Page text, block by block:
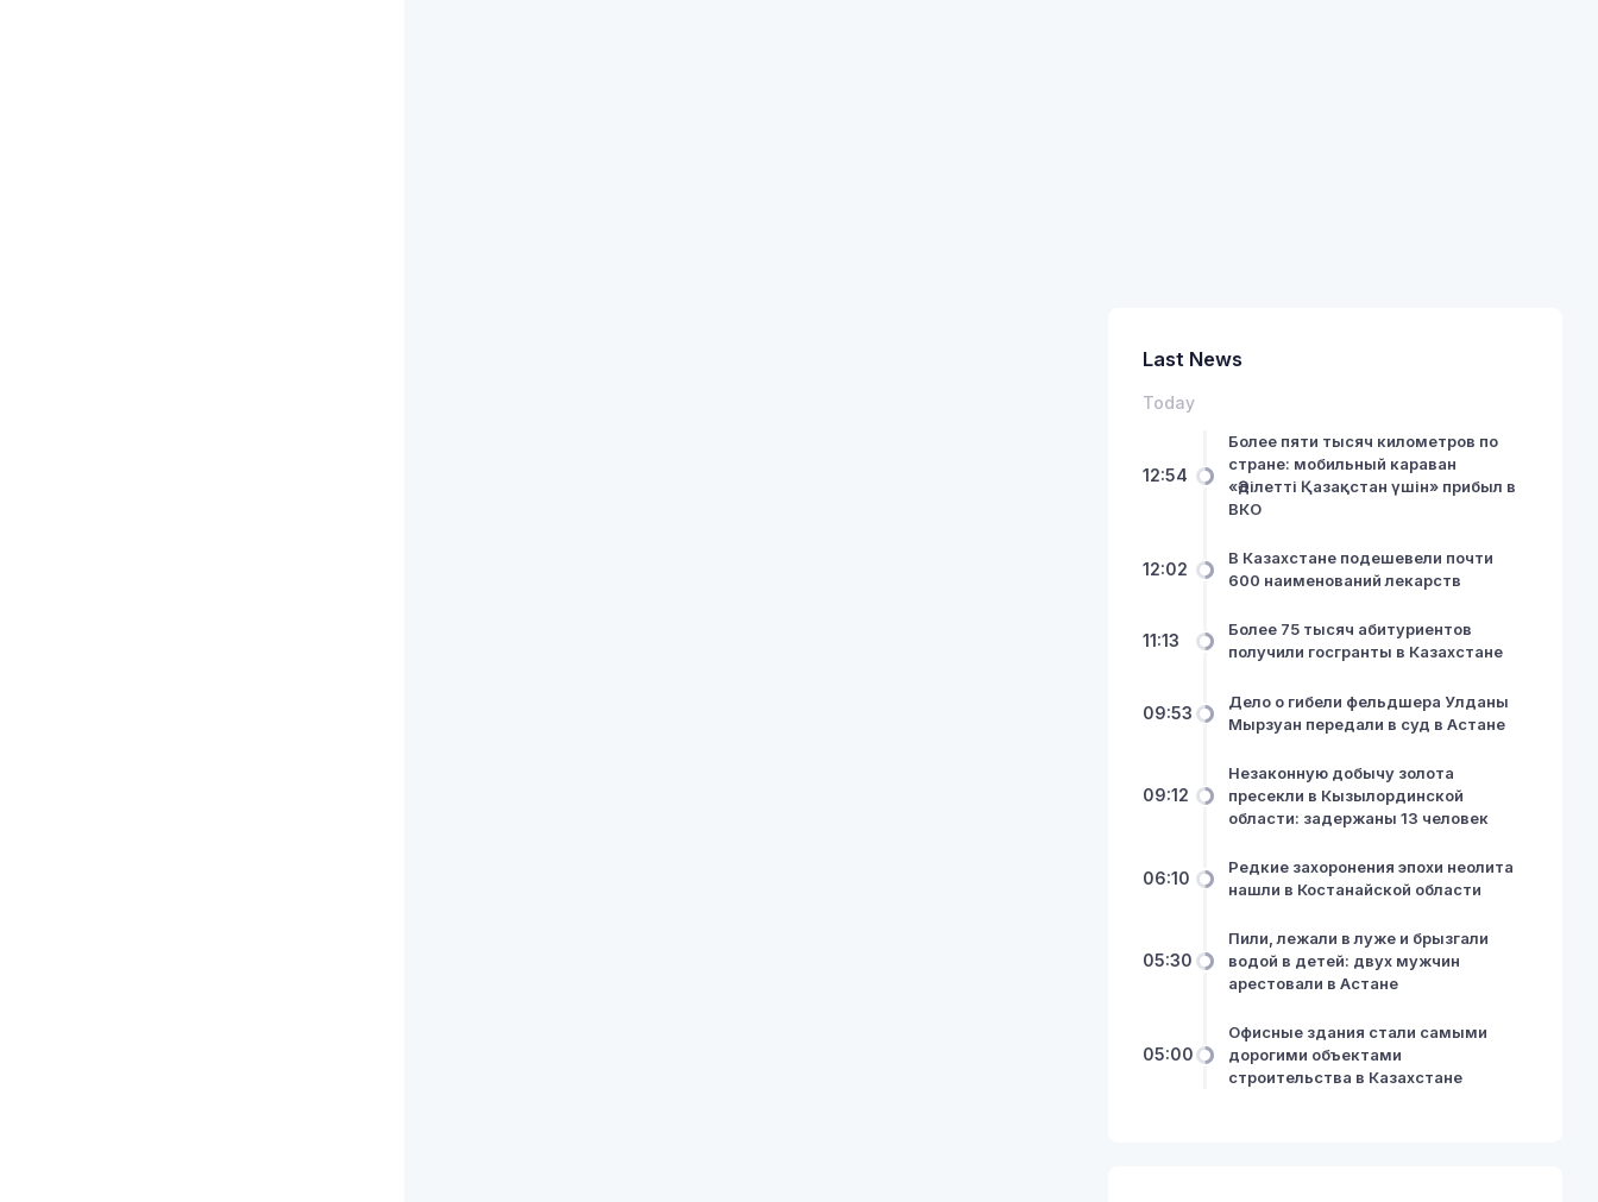
Last News
Today
12:54
Более пяти тысяч километров по
стране: мобильный караван
«Әділетті Қазақстан үшін» прибыл в
ВКО
12:02
В Казахстане подешевели почти
600 наименований лекарств
11:13
Более 75 тысяч абитуриентов
получили госгранты в Казахстане
09:53
Дело о гибели фельдшера Улданы
Мырзуан передали в суд в Астане
09:12
Незаконную добычу золота
пресекли в Кызылординской
области: задержаны 13 человек
06:10
Редкие захоронения эпохи неолита
нашли в Костанайской области
05:30
Пили, лежали в луже и брызгали
водой в детей: двух мужчин
арестовали в Астане
05:00
Офисные здания стали самыми
дорогими объектами
строительства в Казахстане